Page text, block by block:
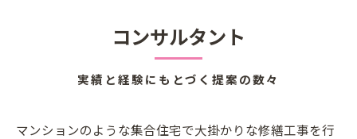
コンサルタント
実績と経験にもとづく提案の数々
マンションのような集合住宅で大掛かりな修繕工事を行